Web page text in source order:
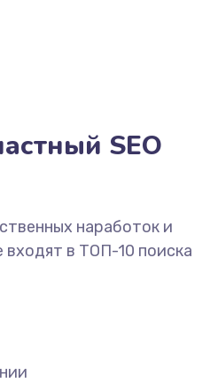
SEO
наработок и
в ТОП-10 поиска